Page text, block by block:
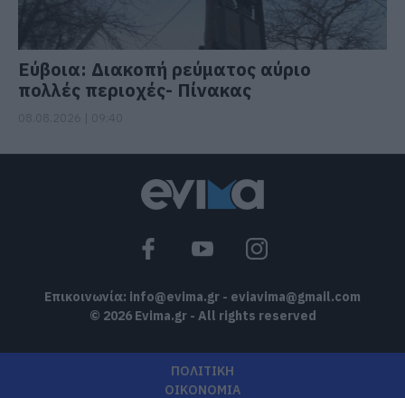
Εύβοια: Διακοπή ρεύματος αύριο
πολλές περιοχές- Πίνακας
Επικοινωνία: info@evima.gr - eviavima@gmail.com
© 2026 Evima.gr - All rights reserved
ΠΟΛΙΤΙΚΗ
ΟΙΚΟΝΟΜΙΑ